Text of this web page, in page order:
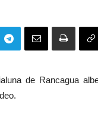
de Rancagua